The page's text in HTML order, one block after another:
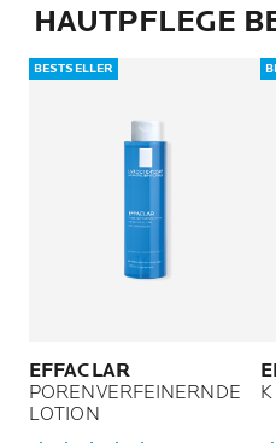
HAUTPFLEGE
BESTSELLER
EFFACLAR
PORENVERFEINERNDE
LOTION